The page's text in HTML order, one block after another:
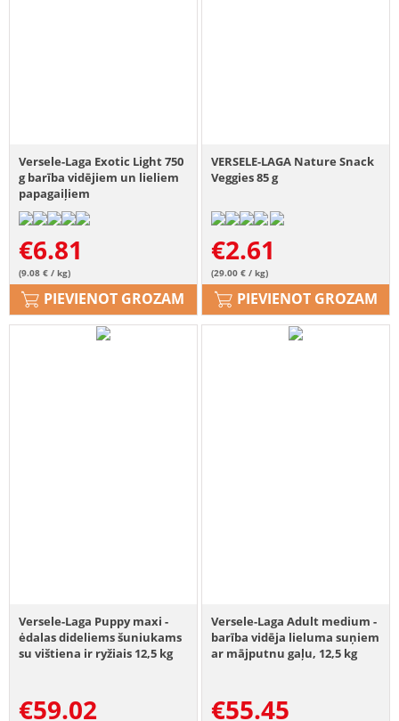
Versele-Laga Exotic Light 750
g barība vidējiem un lieliem
papagaiļiem
€6.81
(9.08 € / kg)
PIEVIENOT GROZAM
VERSELE-LAGA Nature Snack
Veggies 85 g
€2.61
(29.00 € / kg)
PIEVIENOT GROZAM
Versele-Laga Puppy maxi -
ėdalas dideliems šuniukams
su vištiena ir ryžiais 12,5 kg
€59.02
Versele-Laga Adult medium -
barība vidēja lieluma suņiem
ar mājputnu gaļu, 12,5 kg
€55.45